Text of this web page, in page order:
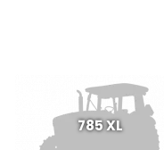
785 XL